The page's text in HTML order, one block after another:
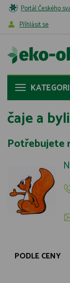
Portál Českého
Příhlásit se
čaje a
Potřebujete
PODLE CENY